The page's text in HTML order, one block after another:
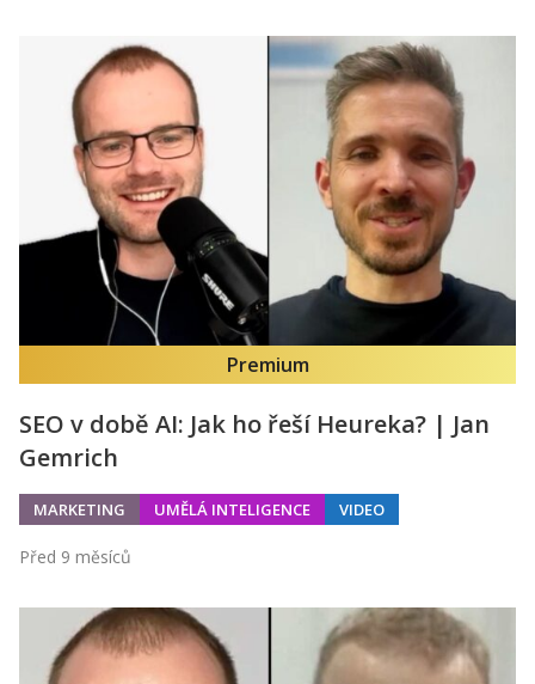
Premium
SEO v době AI: Jak ho řeší Heureka? | Jan
Gemrich
MARKETING UMĚLÁ INTELIGENCE VIDEO
Před 9 měsíců